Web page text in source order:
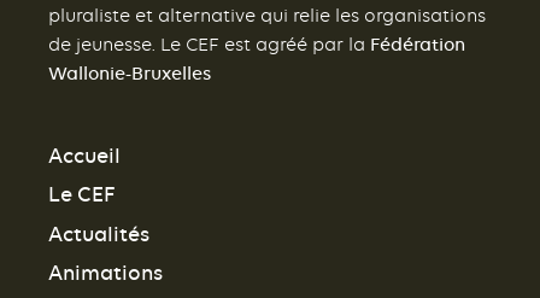
pluraliste et alternative qui relie les organisations
de jeunesse. Le CEF est agréé par la Fédération
Wallonie-Bruxelles
Accueil
Le CEF
Actualités
Animations